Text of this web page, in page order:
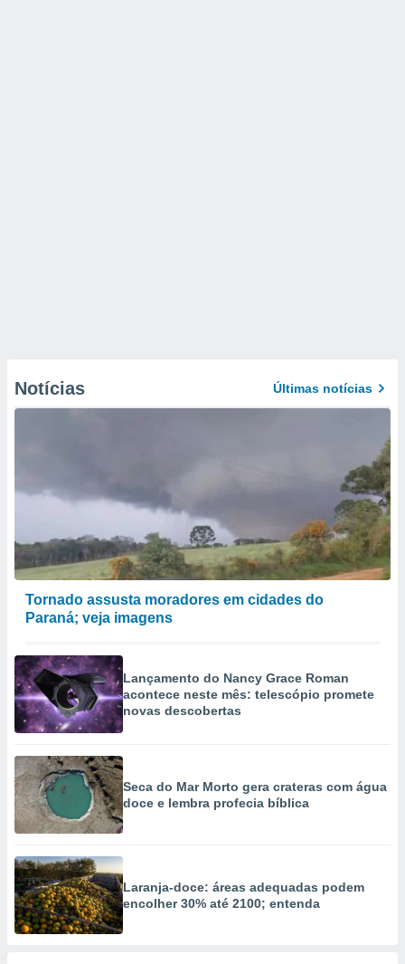
Notícias Últimas notícias
Tornado assusta moradores em cidades do
Paraná; veja imagens
Lançamento do Nancy Grace Roman
acontece neste mês: telescópio promete
novas descobertas
Seca do Mar Morto gera crateras com água
doce e lembra profecia bíblica
Laranja-doce: áreas adequadas podem
encolher 30% até 2100; entenda